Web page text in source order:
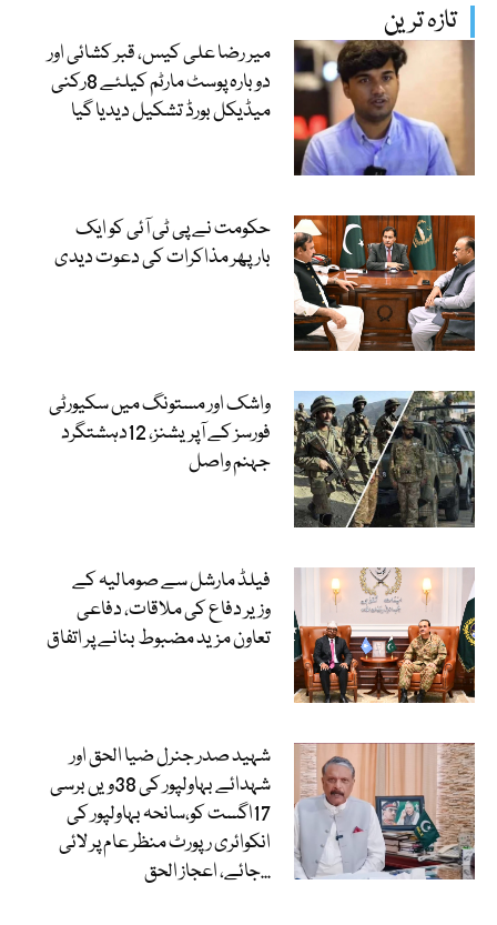
تازہ ترین
میر رضا علی کیس، قبر کشائی اور
دوبارہ پوسٹ مارٹم کیلئے 8رکنی
میڈیکل بورڈ تشکیل دیدیا گیا
حکومت نے پی ٹی آئی کو ایک
بارپھر مذاکرات کی دعوت دیدی
واشک اور مستونگ میں سکیورٹی
فورسز کے آپریشنز، 12دہشتگرد
جہنم واصل
فیلڈ مارشل سے صومالیہ کے
وزیر دفاع کی ملاقات، دفاعی
تعاون مزید مضبوط بنانے پر اتفاق
شہید صدر جنرل ضیا الحق اور
شہدائے بہاولپور کی 38ویں برسی
17اگست کو،سانحہ بہاولپور کی
انکوائری رپورٹ منظر عام پر لائی
جائے، اعجاز الحق...